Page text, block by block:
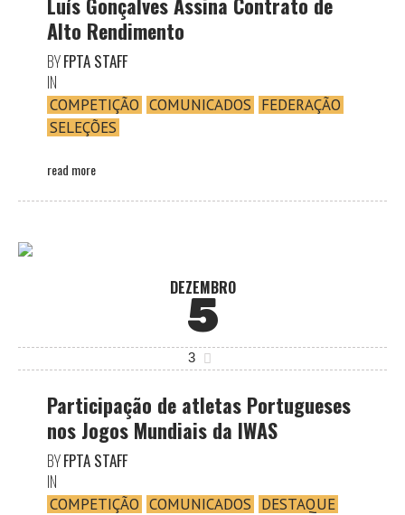
Alto Rendimento
BYFPTA STAFF
IN
COMPETIÇÃO COMUNICADOS FEDERAÇÃO
SELEÇÕES
read more
DEZEMBRO
5
3
Participação de atletas Portugueses
nos Jogos Mundiais da IWAS
BYFPTA STAFF
IN
COMPETIÇÃO COMUNICADOS DESTAQUE